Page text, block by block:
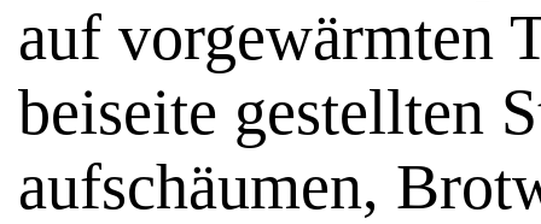
auf vorgewärmten
beiseite gestellten
aufschäumen,